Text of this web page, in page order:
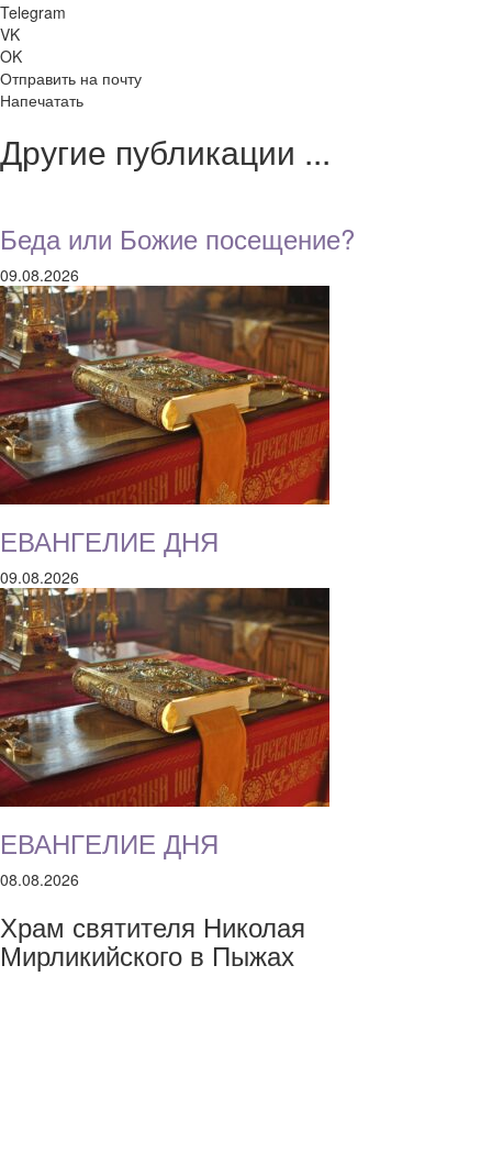
Telegram
VK
OK
Отправить на почту
Напечатать
Другие публикации ...
Беда или Божие посещение?
09.08.2026
ЕВАНГЕЛИЕ ДНЯ
09.08.2026
ЕВАНГЕЛИЕ ДНЯ
08.08.2026
Храм святителя Николая
Мирликийского в Пыжах